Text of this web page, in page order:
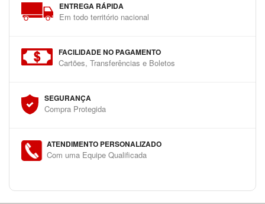
ENTREGA RÁPIDA
Em todo território nacional
FACILIDADE NO PAGAMENTO
Cartões, Transferências e Boletos
SEGURANÇA
Compra Protegida
ATENDIMENTO PERSONALIZADO
Com uma Equipe Qualificada